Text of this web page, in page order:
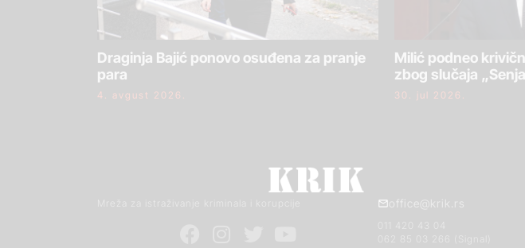
Draginja Bajić ponovo osuđena za pranje
para
4. avgust 2026.
Milić podneo
zbog slučaja
30. jul 2026.
Mreža za istraživanje kriminala i korupcije office@krik.rs
011 420 43 04